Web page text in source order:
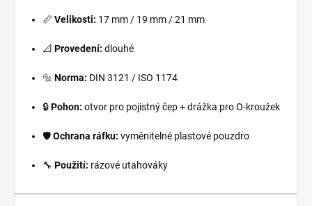
📏 Velikosti: 17 mm / 19 mm / 21 mm
📐 Provedení: dlouhé
🔩 Norma: DIN 3121 / ISO 1174
🔒Pohon: otvor pro pojistný čep + drážka pro O-kroužek
🛡️Ochrana ráfku: vyměnitelné plastové pouzdro
🔧 Použití: rázové utahováky